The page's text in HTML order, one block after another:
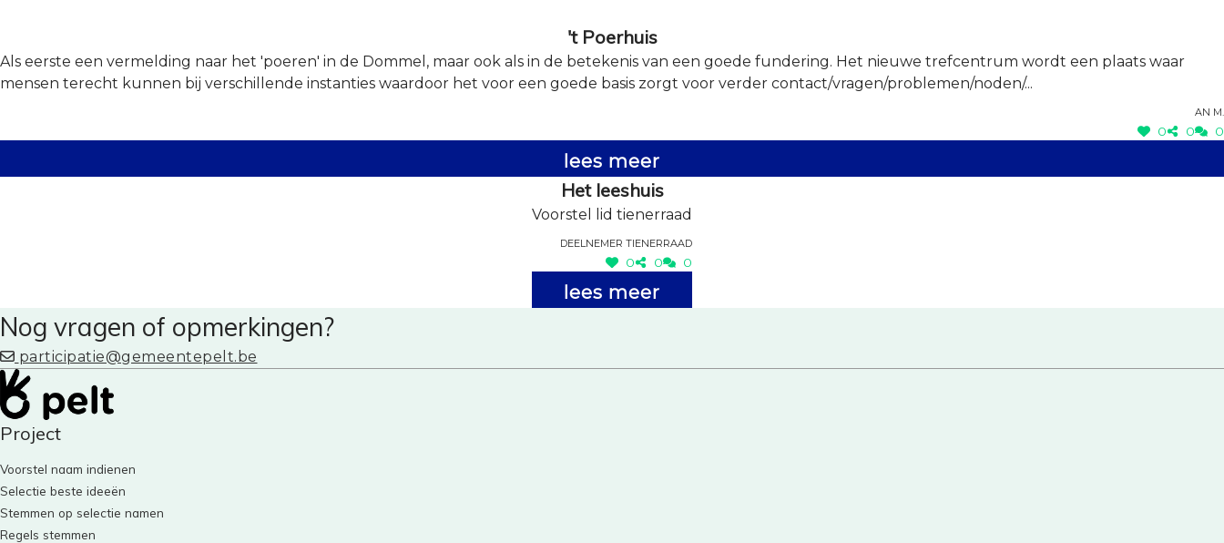
't Poerhuis
Als eerste een vermelding naar het 'poeren' in de Dommel, maar ook als in de betekenis van een goede fundering. Het nieuwe trefcentrum wordt een plaats waar
mensen terecht kunnen bij verschillende instanties waardoor het voor een goede basis zorgt voor verder contact/vragen/problemen/noden/...
An M.
0 0 0
lees meer
Het leeshuis
Voorstel lid tienerraad
Deelnemer tienerraad
0 0 0
lees meer
Nog vragen of opmerkingen?
participatie@gemeentepelt.be
Project
Voorstel naam indienen
Selectie beste ideeën
Stemmen op selectie namen
Regels stemmen